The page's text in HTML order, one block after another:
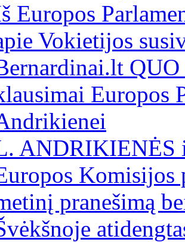
Europos
Vokietijos
Europos
ANDRIKIENĖS
Komisijos
pranešimą